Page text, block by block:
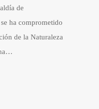
de
ha comprometido
de la Naturaleza